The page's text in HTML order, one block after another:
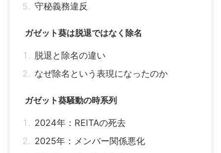
守秘義務違反
ガゼット葵は脱退ではなく除名
脱退と除名の違い
なぜ除名という表現になったのか
ガゼット葵騒動の時系列
2024年：REITAの死去
2025年：メンバー関係悪化